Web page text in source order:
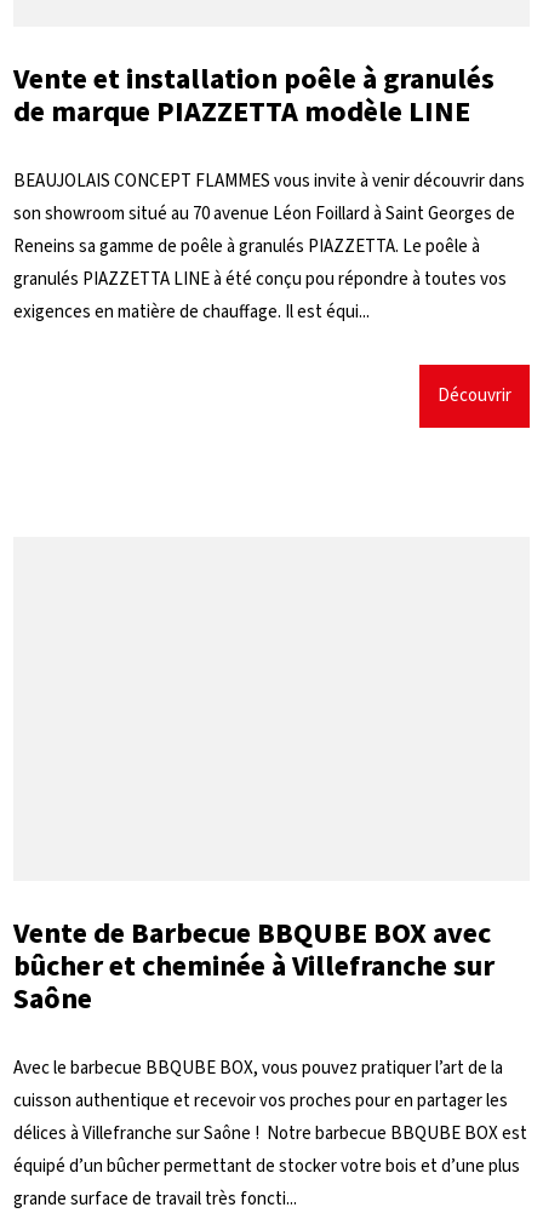
Vente et installation poêle à granulés
de marque PIAZZETTA modèle LINE
BEAUJOLAIS CONCEPT FLAMMES vous invite à venir découvrir dans
son showroom situé au 70 avenue Léon Foillard à Saint Georges de
Reneins sa gamme de poêle à granulés PIAZZETTA. Le poêle à
granulés PIAZZETTA LINE à été conçu pou répondre à toutes vos
exigences en matière de chauffage. Il est équi...
Découvrir
Vente de Barbecue BBQUBE BOX avec
bûcher et cheminée à Villefranche sur
Saône
Avec le barbecue BBQUBE BOX, vous pouvez pratiquer l’art de la
cuisson authentique et recevoir vos proches pour en partager les
délices à Villefranche sur Saône ! Notre barbecue BBQUBE BOX est
équipé d’un bûcher permettant de stocker votre bois et d’une plus
grande surface de travail très foncti...